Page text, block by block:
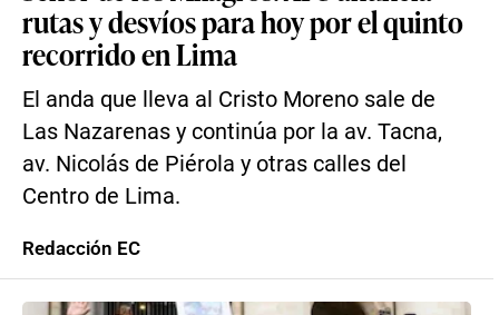
rutas y desvíos para hoy por el quinto
recorrido en Lima
El anda que lleva al Cristo Moreno sale de
Las Nazarenas y continúa por la av. Tacna,
av. Nicolás de Piérola y otras calles del
Centro de Lima.
Redacción EC